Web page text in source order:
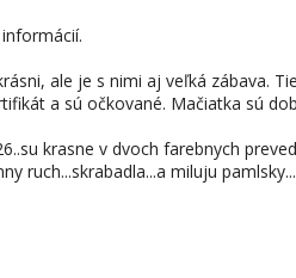
ale je s nimi aj veľká zábava.
a sú očkované. Mačiatka sú
krasne v dvoch farebnych
ruch...skrabadla...a miluju